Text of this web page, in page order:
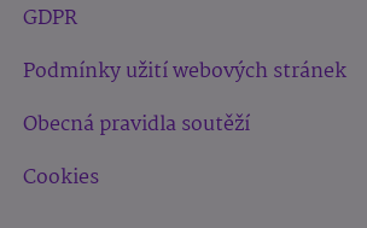
GDPR
Podmínky užití webových stránek
Obecná pravidla soutěží
Cookies